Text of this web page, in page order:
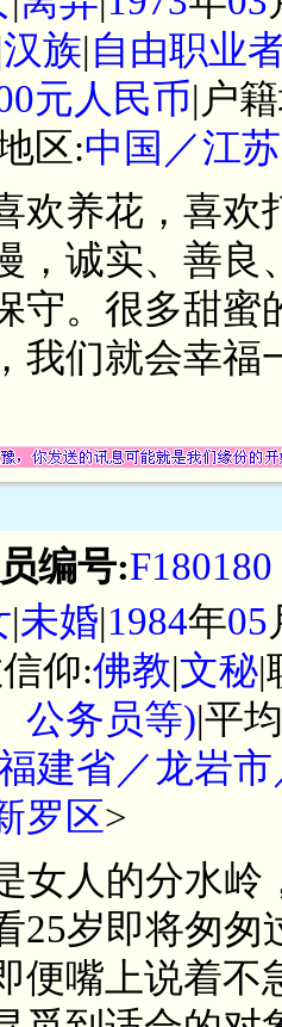
汉族|自由职业
元人民币|户
区:中国／江
欢养花，喜欢
，诚实、善良
守。很多甜
我们就会幸福
编号:F180180
|未婚|1984年05
仰:佛教|文秘|
公务员等)|平
建省／龙岩
罗区>
女人的分水岭
25岁即将匆
便嘴上说着不